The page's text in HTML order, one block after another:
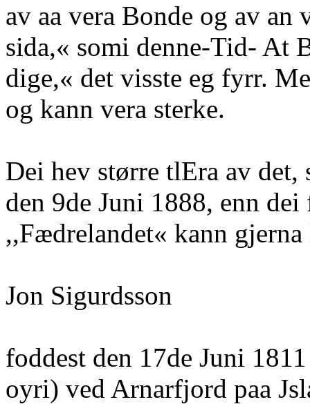
av aa vera Bonde og av an
sida,« somi denne-Tid- At
dige,« det visste eg fyrr.
og kann vera sterke.
Dei hev større tlEra av det,
den 9de Juni 1888, enn
,,Fædrelandet« kann
Jon Sigurdsson
foddest den 17de Juni
oyri) ved Arnarfjord paa